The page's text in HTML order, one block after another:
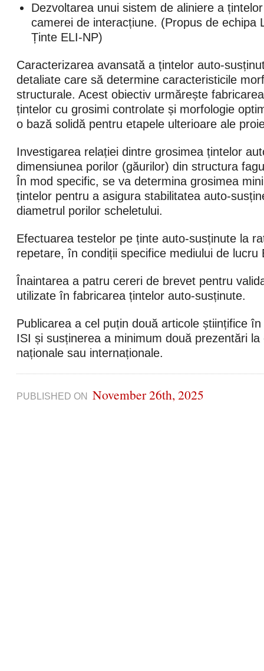
Dezvoltarea unui sistem de aliniere a
camerei de interacțiune. (Propus de echipa
Ținte ELI-NP)
Caracterizarea avansată a țintelor auto-
detaliate care să determine caracteristicile
structurale. Acest obiectiv urmărește
țintelor cu grosimi controlate și morfologie
o bază solidă pentru etapele ulterioare ale
Investigarea relației dintre grosimea țintelor
dimensiunea porilor (găurilor) din structura
În mod specific, se va determina grosimea
țintelor pentru a asigura stabilitatea auto-
diametrul porilor scheletului.
Efectuarea testelor pe ținte auto-susținute la
repetare, în condiții specifice mediului de lucru
Înaintarea a patru cereri de brevet pentru
utilizate în fabricarea țintelor auto-susținute.
Publicarea a cel puțin două articole științifice
ISI și susținerea a minimum două prezentări la
naționale sau internaționale.
PUBLISHED ON November 26th, 2025